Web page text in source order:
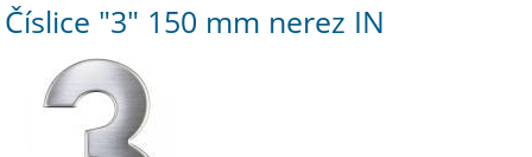
Číslice "3" 150 mm nerez IN